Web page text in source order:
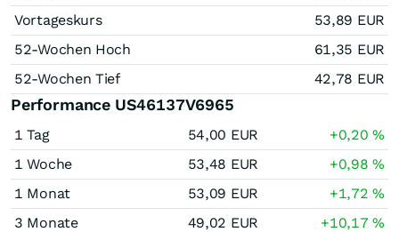
Vortageskurs
53,89 EUR
52-Wochen Hoch
61,35 EUR
52-Wochen Tief
42,78 EUR
Performance US46137V6965
1 Tag 54,00 EUR +0,20%
1 Woche
53,48 EUR +0,98%
1 Monat
53,09 EUR +1,72%
3 Monate
49,02 EUR +10,17%